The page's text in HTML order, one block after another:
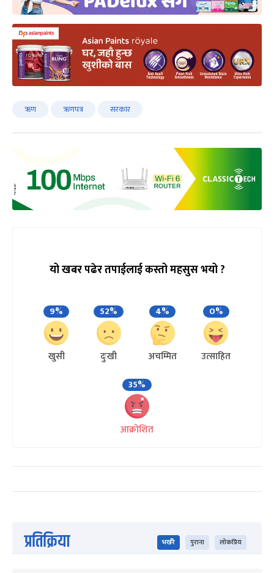
ऋण ऋणपत्र सरकार
यो खबर पढेर तपाईलाई कस्तो महसुस भयो ?
9%
खुसी
52%
दुःखी
4%
अचम्मित
0%
उत्साहित
35%
आक्रोशित
प्रतिक्रिया भर्खरै पुराना लोकप्रिय